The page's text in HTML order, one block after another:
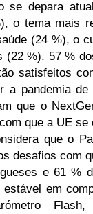
se depara
o tema mais
(24 %), o
%). 57 %
satisfeitos
a pandemia
que o
que a UE
que o
desafios com
e 61 %
em
Flash,